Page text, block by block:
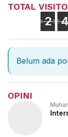
TOTAL
2 4
Belum ada
OPINI